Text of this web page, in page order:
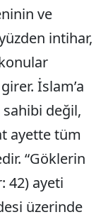
ve
intihar,
İslam’a
değil,
ayette tüm
“Göklerin
42) ayeti
üzerinde